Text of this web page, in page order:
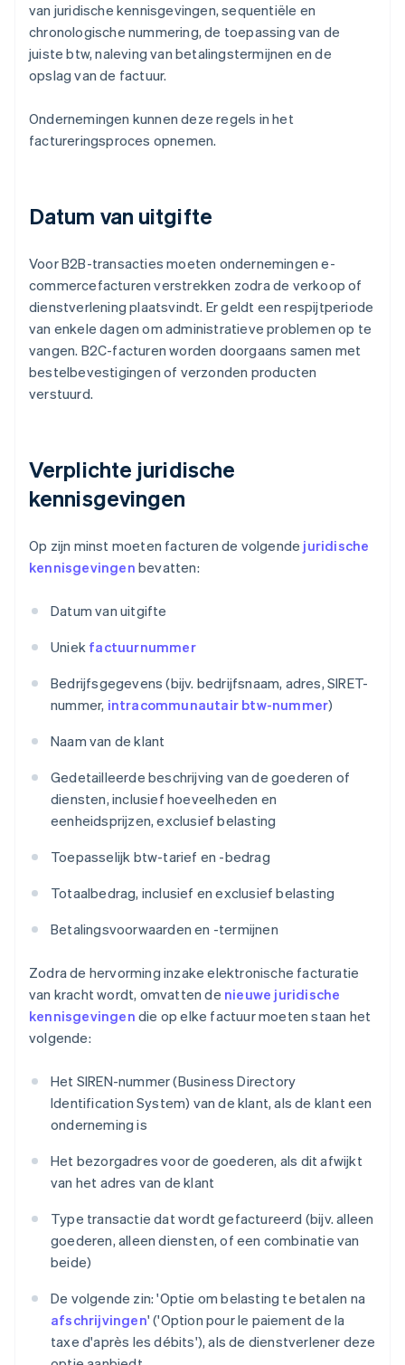
van juridische kennisgevingen, sequentiële en
chronologische nummering, de toepassing van de
juiste btw, naleving van betalingstermijnen en de
opslag van de factuur.
Ondernemingen kunnen deze regels in het
factureringsproces opnemen.
Datum van uitgifte
Voor B2B-transacties moeten ondernemingen e-
commercefacturen verstrekken zodra de verkoop of
dienstverlening plaatsvindt. Er geldt een respijtperiode
van enkele dagen om administratieve problemen op te
vangen. B2C-facturen worden doorgaans samen met
bestelbevestigingen of verzonden producten
verstuurd.
Verplichte juridische
kennisgevingen
Op zijn minst moeten facturen de volgende juridische
kennisgevingen bevatten:
Datum van uitgifte
Uniek factuurnummer
Bedrijfsgegevens (bijv. bedrijfsnaam, adres, SIRET-
nummer, intracommunautair btw-nummer)
Naam van de klant
Gedetailleerde beschrijving van de goederen of
diensten, inclusief hoeveelheden en
eenheidsprijzen, exclusief belasting
Toepasselijk btw-tarief en -bedrag
Totaalbedrag, inclusief en exclusief belasting
Betalingsvoorwaarden en -termijnen
Zodra de hervorming inzake elektronische facturatie
van kracht wordt, omvatten de nieuwe juridische
kennisgevingen die op elke factuur moeten staan het
volgende:
Het SIREN-nummer (Business Directory
Identification System) van de klant, als de klant een
onderneming is
Het bezorgadres voor de goederen, als dit afwijkt
van het adres van de klant
Type transactie dat wordt gefactureerd (bijv. alleen
goederen, alleen diensten, of een combinatie van
beide)
De volgende zin: 'Optie om belasting te betalen na
afschrijvingen' ('Option pour le paiement de la
taxe d'après les débits'), als de dienstverlener deze